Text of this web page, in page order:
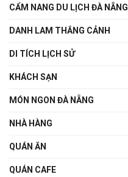
CẨM NANG DU LỊCH ĐÀ NẴNG
DANH LAM THẮNG CẢNH
DI TÍCH LỊCH SỬ
KHÁCH SẠN
MÓN NGON ĐÀ NẴNG
NHÀ HÀNG
QUÁN ĂN
QUÁN CAFE